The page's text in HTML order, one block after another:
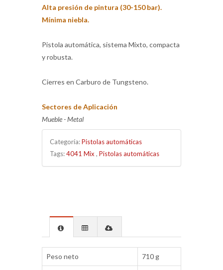
Alta presión de pintura (30-150 bar).
Mínima niebla.
Pistola automática, sistema Mixto, compacta
y robusta.
Cierres en Carburo de Tungsteno.
Sectores de Aplicación
Mueble - Metal
Categoría:Pistolas automáticas
Tags:4041 Mix, Pistolas automáticas
Peso neto 710 g